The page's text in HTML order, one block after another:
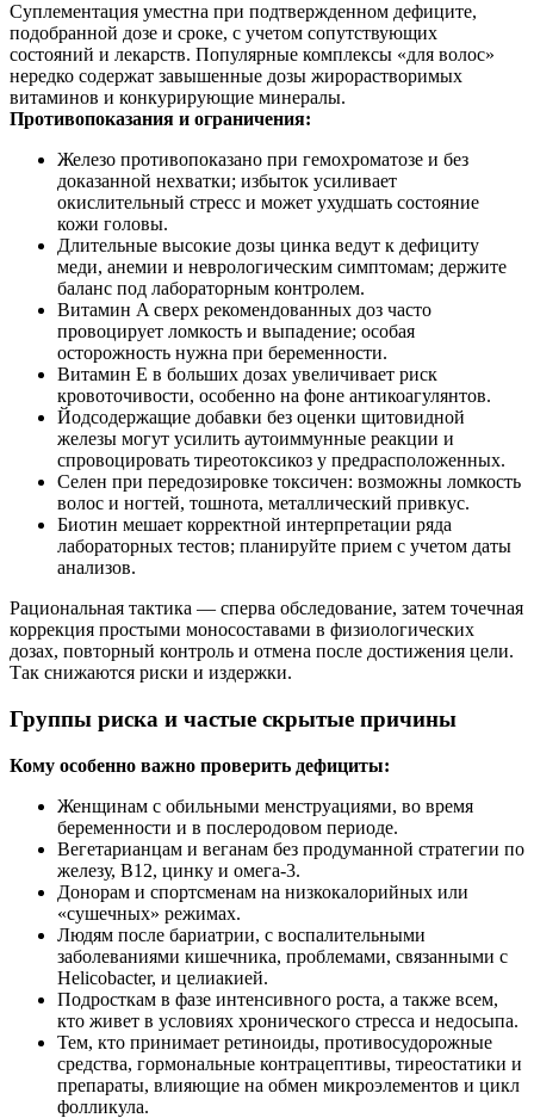
Суплементация уместна при подтвержденном дефиците,
подобранной дозе и сроке, с учетом сопутствующих
состояний и лекарств. Популярные комплексы «для волос»
нередко содержат завышенные дозы жирорастворимых
витаминов и конкурирующие минералы.
Противопоказания и ограничения:
Железо противопоказано при гемохроматозе и без
доказанной нехватки; избыток усиливает
окислительный стресс и может ухудшать состояние
кожи головы.
Длительные высокие дозы цинка ведут к дефициту
меди, анемии и неврологическим симптомам; держите
баланс под лабораторным контролем.
Витамин A сверх рекомендованных доз часто
провоцирует ломкость и выпадение; особая
осторожность нужна при беременности.
Витамин E в больших дозах увеличивает риск
кровоточивости, особенно на фоне антикоагулянтов.
Йодсодержащие добавки без оценки щитовидной
железы могут усилить аутоиммунные реакции и
спровоцировать тиреотоксикоз у предрасположенных.
Селен при передозировке токсичен: возможны ломкость
волос и ногтей, тошнота, металлический привкус.
Биотин мешает корректной интерпретации ряда
лабораторных тестов; планируйте прием с учетом даты
анализов.
Рациональная тактика — сперва обследование, затем точечная
коррекция простыми моносоставами в физиологических
дозах, повторный контроль и отмена после достижения цели.
Так снижаются риски и издержки.
Группы риска и частые скрытые причины
Кому особенно важно проверить дефициты:
Женщинам с обильными менструациями, во время
беременности и в послеродовом периоде.
Вегетарианцам и веганам без продуманной стратегии по
железу, B12, цинку и омега‑3.
Донорам и спортсменам на низкокалорийных или
«сушечных» режимах.
Людям после бариатрии, с воспалительными
заболеваниями кишечника, проблемами, связанными с
Helicobacter, и целиакией.
Подросткам в фазе интенсивного роста, а также всем,
кто живет в условиях хронического стресса и недосыпа.
Тем, кто принимает ретиноиды, противосудорожные
средства, гормональные контрацептивы, тиреостатики и
препараты, влияющие на обмен микроэлементов и цикл
фолликула.